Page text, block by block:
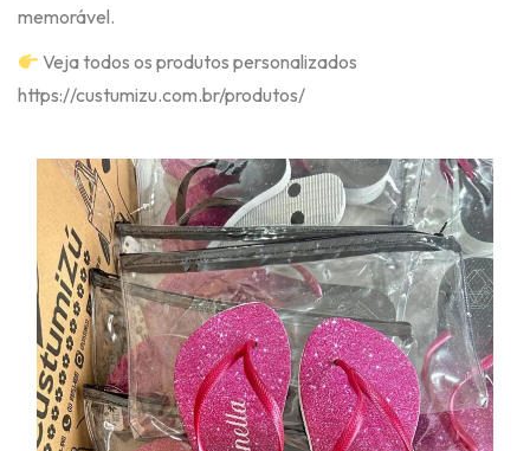
memorável.
Veja todos os produtos personalizados
https://custumizu.com.br/produtos/